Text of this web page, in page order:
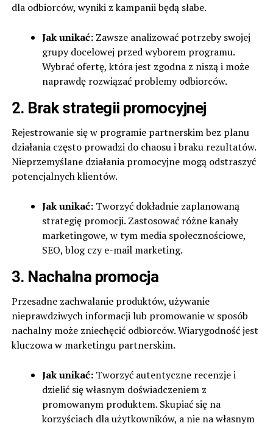
dla odbiorców, wyniki z kampanii będą słabe.
Jak unikać:Zawsze analizować potrzeby swojej
grupy docelowej przed wyborem programu.
Wybrać ofertę, która jest zgodna z niszą i może
naprawdę rozwiązać problemy odbiorców.
2. Brak strategii promocyjnej
Rejestrowanie się w programie partnerskim bez planu
działania często prowadzi do chaosu i braku rezultatów.
Nieprzemyślane działania promocyjne mogą odstraszyć
potencjalnych klientów.
Jak unikać:Tworzyć dokładnie zaplanowaną
strategię promocji. Zastosować różne kanały
marketingowe, w tym media społecznościowe,
SEO, blog czy e-mail marketing.
3. Nachalna promocja
Przesadne zachwalanie produktów, używanie
nieprawdziwych informacji lub promowanie w sposób
nachalny może zniechęcić odbiorców. Wiarygodność jest
kluczowa w marketingu partnerskim.
Jak unikać:Tworzyć autentyczne recenzje i
dzielić się własnym doświadczeniem z
promowanym produktem. Skupiać się na
korzyściach dla użytkowników, a nie na własnym